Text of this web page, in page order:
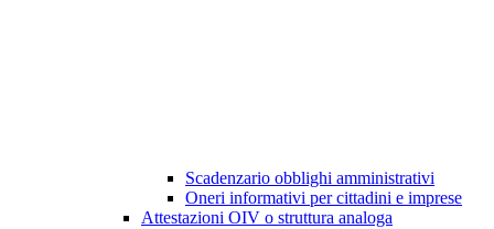
Scadenzario obblighi amministrativi
Oneri informativi per cittadini e imprese
Attestazioni OIV o struttura analoga